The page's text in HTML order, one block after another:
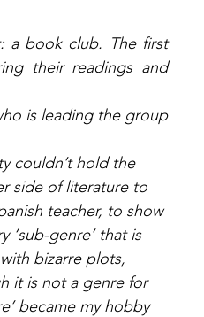
a book club. The first
their readings and
is leading the group
side of literature to
teacher, to show
‘sub-genre’ that is
bizarre plots,
it is not a genre for
became my hobby